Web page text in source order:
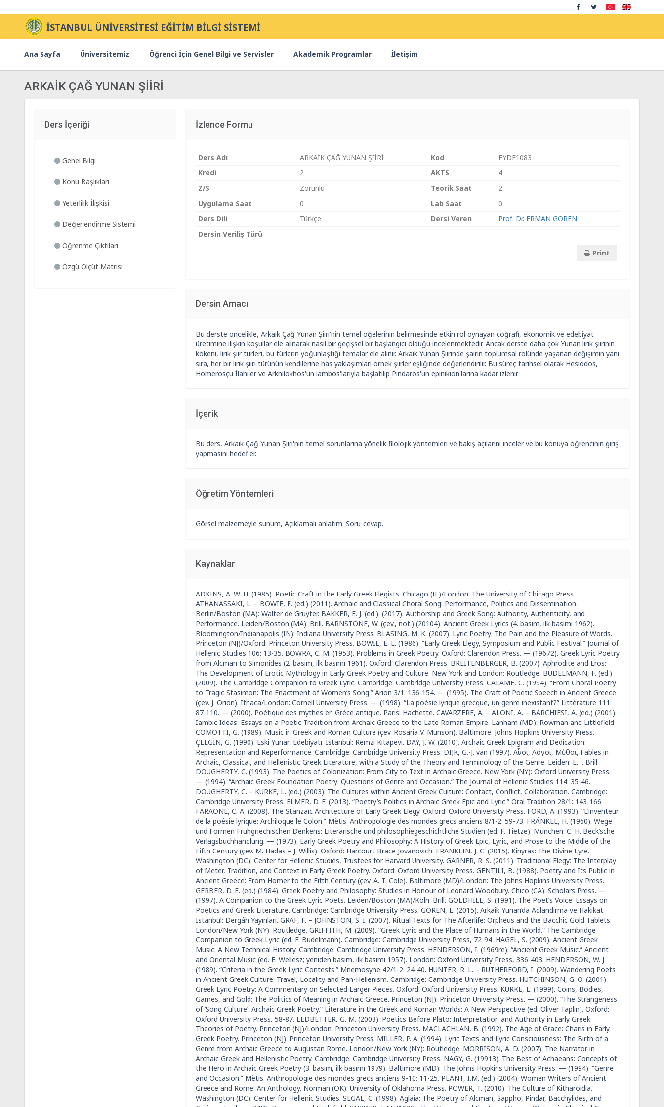
İSTANBUL ÜNİVERSİTESİ EĞİTİM BİLGİ SİSTEMİ
Ana Sayfa Üniversitemiz Öğrenci İçin Genel Bilgi ve Servisler Akademik Programlar İletişim
ARKAİK ÇAĞ YUNAN ŞİİRİ
Ders İçeriği
Genel Bilgi
Konu Başlıkları
Yeterlilik İlişkisi
Değerlendirme Sistemi
Öğrenme Çıktıları
Özgü Ölçüt Matrisi
İzlence Formu
Ders Adı ARKAİK ÇAĞ YUNAN ŞİİRİ Kod
EYDE1083
Kredi
2 AKTS
4
Z/S
Zorunlu Teorik Saat
2
Uygulama Saat
0 Lab Saat
0
Ders Dili
Türkçe Dersi Veren
Prof. Dr. ERMAN GÖREN
Dersin Veriliş Türü
Print
Dersin Amacı
Bu derste öncelikle, Arkaik Çağ Yunan Şiiri'nin temel öğelerinin belirmesinde etkin rol oynayan coğrafi, ekonomik ve edebiyat
üretimine ilişkin koşullar ele alınarak nasıl bir geçişsel bir başlangıcı olduğu incelenmektedir. Ancak derste daha çok Yunan lirik şiirinin
kökeni, lirik şiir türleri, bu türlerin yoğunlaştığı temalar ele alınır. Arkaik Yunan Şiirinde şairin toplumsal rolünde yaşanan değişimin yanı
sıra, her bir lirik şiiri türünün kendilerine has yaklaşımları örnek şiirler eşliğinde değerlendirilir. Bu süreç tarihsel olarak Hesiodos,
Homerosçu İlahiler ve Arkhilokhos'un iambos'larıyla başlatılıp Pindaros'un epinikion'larına kadar izlenir.
İçerik
Bu ders, Arkaik Çağ Yunan Şiiri'nin temel sorunlarına yönelik filolojik yöntemleri ve bakış açılarını inceler ve bu konuya öğrencinin giriş
yapmasını hedefler.
Öğretim Yöntemleri
Görsel malzemeyle sunum, Açıklamalı anlatım. Soru-cevap.
Kaynaklar
ADKINS, A. W. H. (1985). Poetic Craft in the Early Greek Elegists. Chicago (IL)/London: The University of Chicago Press.
ATHANASSAKI, L. – BOWIE, E. (ed.) (2011). Archaic and Classical Choral Song: Performance, Politics and Dissemination.
Berlin/Boston (MA): Walter de Gruyter. BAKKER, E. J. (ed.). (2017). Authorship and Greek Song: Authority, Authenticity, and
Performance. Leiden/Boston (MA): Brill. BARNSTONE, W. (çev., not.) (20104). Ancient Greek Lyrics (4. basım, ilk basımı 1962).
Bloomington/Indianapolis (IN): Indiana University Press. BLASING, M. K. (2007). Lyric Poetry: The Pain and the Pleasure of Words.
Princeton (NJ)/Oxford: Princeton University Press. BOWIE, E. L. (1986). “Early Greek Elegy, Symposium and Public Festival.” Journal of
Hellenic Studies 106: 13-35. BOWRA, C. M. (1953). Problems in Greek Poetry. Oxford: Clarendon Press. — (19672). Greek Lyric Poetry
from Alcman to Simonides (2. basım, ilk basımı 1961). Oxford: Clarendon Press. BREITENBERGER, B. (2007). Aphrodite and Eros:
The Development of Erotic Mythology in Early Greek Poetry and Culture. New York and London: Routledge. BUDELMANN, F. (ed.)
(2009). The Cambridge Companion to Greek Lyric. Cambridge: Cambridge University Press. CALAME, C. (1994). “From Choral Poetry
to Tragic Stasimon: The Enactment of Women’s Song.” Arion 3/1: 136-154. — (1995). The Craft of Poetic Speech in Ancient Greece
(çev. J. Orion). Ithaca/London: Cornell University Press. — (1998). “La poésie lyrique grecque, un genre inexistant?” Littérature 111:
87-110. — (2000). Poétique des mythes en Grèce antique. Paris: Hachette. CAVARZERE, A. – ALONI, A. – BARCHIESI, A. (ed.) (2001).
Iambic Ideas: Essays on a Poetic Tradition from Archaic Greece to the Late Roman Empire. Lanham (MD): Rowman and Littlefield.
COMOTTI, G. (1989). Music in Greek and Roman Culture (çev. Rosaria V. Munson). Baltimore: Johns Hopkins University Press.
ÇELGİN, G. (1990). Eski Yunan Edebiyatı. İstanbul: Remzi Kitapevi. DAY, J. W. (2010). Archaic Greek Epigram and Dedication:
Representation and Reperformance. Cambridge: Cambridge University Press. DIJK, G.-J. van (1997). Αἶνοι, Λόγοι, Μὺθοι, Fables in
Archaic, Classical, and Hellenistic Greek Literature, with a Study of the Theory and Terminology of the Genre. Leiden: E. J. Brill.
DOUGHERTY, C. (1993). The Poetics of Colonization: From City to Text in Archaic Greece. New York (NY): Oxford University Press.
— (1994). “Archaic Greek Foundation Poetry: Questions of Genre and Occasion.” The Journal of Hellenic Studies 114: 35-46.
DOUGHERTY, C. – KURKE, L. (ed.) (2003). The Cultures within Ancient Greek Culture: Contact, Conflict, Collaboration. Cambridge:
Cambridge University Press. ELMER, D. F. (2013). “Poetry’s Politics in Archaic Greek Epic and Lyric.” Oral Tradition 28/1: 143-166.
FARAONE, C. A. (2008). The Stanzaic Architecture of Early Greek Elegy. Oxford: Oxford University Press. FORD, A. (1993). “L’inventeur
de la poésie lyrique: Archiloque le Colon.” Mètis. Anthropologie des mondes grecs anciens 8/1-2: 59-73. FRÄNKEL, H. (1960). Wege
und Formen Frühgriechischen Denkens: Literarische und philosophiegeschichtliche Studien (ed. F. Tietze). München: C. H. Beck’sche
Verlagsbuchhandlung. — (1973). Early Greek Poetry and Philosophy: A History of Greek Epic, Lyric, and Prose to the Middle of the
Fifth Century (çev. M. Hadas – J. Willis). Oxford: Harcourt Brace Jovanovich. FRANKLIN, J. C. (2015). Kinyras: The Divine Lyre.
Washington (DC): Center for Hellenic Studies, Trustees for Harvard University. GARNER, R. S. (2011). Traditional Elegy: The Interplay
of Meter, Tradition, and Context in Early Greek Poetry. Oxford: Oxford University Press. GENTILI, B. (1988). Poetry and Its Public in
Ancient Greece: From Homer to the Fifth Century (çev. A. T. Cole). Baltimore (MD)/London: The Johns Hopkins University Press.
GERBER, D. E. (ed.) (1984). Greek Poetry and Philosophy: Studies in Honour of Leonard Woodbury. Chico (CA): Scholars Press. —
(1997). A Companion to the Greek Lyric Poets. Leiden/Boston (MA)/Köln: Brill. GOLDHILL, S. (1991). The Poet’s Voice: Essays on
Poetics and Greek Literature. Cambridge: Cambridge University Press. GÖREN, E. (2015). Arkaik Yunan’da Adlandırma ve Hakikat.
İstanbul: Dergâh Yayınları. GRAF, F. – JOHNSTON, S. I. (2007). Ritual Texts for The Afterlife: Orpheus and the Bacchic Gold Tablets.
London/New York (NY): Routledge. GRIFFITH, M. (2009). “Greek Lyric and the Place of Humans in the World.” The Cambridge
Companion to Greek Lyric (ed. F. Budelmann). Cambridge: Cambridge University Press, 72-94. HAGEL, S. (2009). Ancient Greek
Music: A New Technical History. Cambridge: Cambridge University Press. HENDERSON, I. (1969re). “Ancient Greek Music.” Ancient
and Oriental Music (ed. E. Wellesz; yeniden basım, ilk basımı 1957). London: Oxford University Press, 336-403. HENDERSON, W. J.
(1989). “Criteria in the Greek Lyric Contests.” Mnemosyne 42/1-2: 24-40. HUNTER, R. L. – RUTHERFORD, I. (2009). Wandering Poets
in Ancient Greek Culture: Travel, Locality and Pan-Hellenism. Cambridge: Cambridge University Press. HUTCHINSON, G. O. (2001).
Greek Lyric Poetry: A Commentary on Selected Larger Pieces. Oxford: Oxford University Press. KURKE, L. (1999). Coins, Bodies,
Games, and Gold: The Politics of Meaning in Archaic Greece. Princeton (NJ): Princeton University Press. — (2000). “The Strangeness
of ‘Song Culture’: Archaic Greek Poetry.” Literature in the Greek and Roman Worlds: A New Perspective (ed. Oliver Taplin). Oxford:
Oxford University Press, 58-87. LEDBETTER, G. M. (2003). Poetics Before Plato: Interpretation and Authority in Early Greek
Theories of Poetry. Princeton (NJ)/London: Princeton University Press. MACLACHLAN, B. (1992). The Age of Grace: Charis in Early
Greek Poetry. Princeton (NJ): Princeton University Press. MILLER, P. A. (1994). Lyric Texts and Lyric Consciousness: The Birth of a
Genre from Archaic Greece to Augustan Rome. London/New York (NY): Routledge. MORRISON, A. D. (2007). The Narrator in
Archaic Greek and Hellenistic Poetry. Cambridge: Cambridge University Press. NAGY, G. (19913). The Best of Achaeans: Concepts of
the Hero in Archaic Greek Poetry (3. basım, ilk basımı 1979). Baltimore (MD): The Johns Hopkins University Press. — (1994). “Genre
and Occasion.” Mètis. Anthropologie des mondes grecs anciens 9-10: 11-25. PLANT, I.M. (ed.) (2004). Women Writers of Ancient
Greece and Rome. An Anthology. Norman (OK): University of Oklahoma Press. POWER, T. (2010). The Culture of Kitharōidia.
Washington (DC): Center for Hellenic Studies. SEGAL, C. (1998). Aglaia: The Poetry of Alcman, Sappho, Pindar, Bacchylides, and